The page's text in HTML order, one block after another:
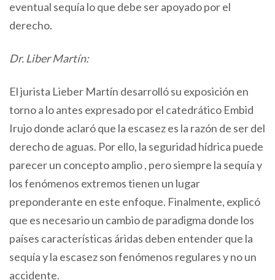
eventual sequía lo que debe ser apoyado por el
derecho.
Dr. Liber Martín:
El jurista Lieber Martín desarrolló su exposición en
torno a lo antes expresado por el catedrático Embid
Irujo donde aclaró que la escasez es la razón de ser del
derecho de aguas. Por ello, la seguridad hídrica puede
parecer un concepto amplio , pero siempre la sequía y
los fenómenos extremos tienen un lugar
preponderante en este enfoque. Finalmente, explicó
que es necesario un cambio de paradigma donde los
países características áridas deben entender que la
sequía y la escasez son fenómenos regulares y no un
accidente.